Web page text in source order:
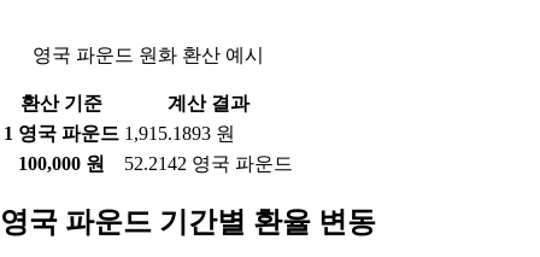
영국 파운드 원화 환산 예시
환산 기준
계산 결과
1 영국 파운드 1,915.1893 원
100,000 원
52.2142 영국 파운드
영국 파운드 기간별 환율 변동